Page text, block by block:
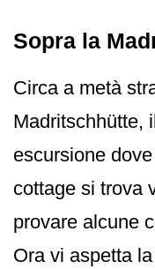
Sopra la
Circa a metà
Madritschhütte,
escursione
cottage si trova
provare alcune
Ora vi aspetta